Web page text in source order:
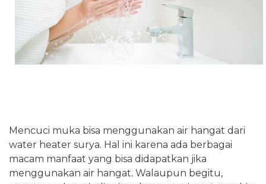
Mencuci muka bisa menggunakan air hangat dari
water heater surya. Hal ini karena ada berbagai
macam manfaat yang bisa didapatkan jika
menggunakan air hangat. Walaupun begitu,